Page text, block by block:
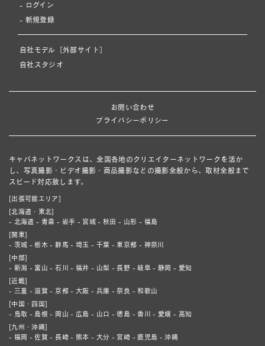
- ログイン
- 新規登録
自社モデル［外部サイト］
自社スタジオ
お問い合わせ
プライバシーポリシー
キャパネットワークスは、全国各地のクリエイターネットワークを活か
し、写真撮影・ビデオ撮影・商品撮影などの撮影全般から、取材全般まで
スピード対応致します。
[出張可能エリア]
[北海道・東北]
- 北海道 - 青森 - 岩手 - 宮城 - 秋田 - 山形 - 福島
[関東]
- 茨城 - 栃木 - 群馬 - 埼玉 - 千葉 - 東京都 - 神奈川
[中部]
- 新潟 - 富山 - 石川 - 福井 - 山梨 - 長野 - 岐阜 - 静岡 - 愛知
[近畿]
- 三重 - 滋賀 - 京都 - 大阪 - 兵庫 - 奈良 - 和歌山
[中国・四国]
- 鳥取 - 島根 - 岡山 - 広島 - 山口 - 徳島 - 香川 - 愛媛 - 高知
[九州・沖縄]
- 福岡 - 佐賀 - 長崎 - 熊本 - 大分 - 宮崎 - 鹿児島 - 沖縄